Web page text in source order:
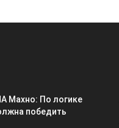
Махно: По логике
победить